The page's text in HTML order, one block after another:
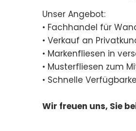
Unser Angebot:
• Fachhandel für
• Verkauf an
• Markenfliesen in
• Musterfliesen zum
• Schnelle
Wir freuen uns, Sie